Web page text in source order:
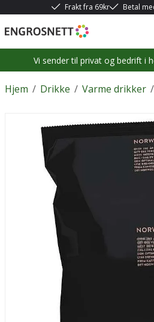
Frakt fra 69kr Betal
Vi sender til privat og bedrift i
/
Hjem /
Drikke /
Varme drikker